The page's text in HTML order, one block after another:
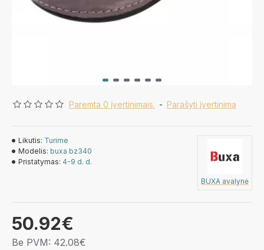
Paremta 0 įvertinimais. - Parašyti įvertinimą
50.92€
Be PVM: 42.08€
Likutis: Turime
Modelis: buxa bz340
Pristatymas: 4-9 d. d.
BUXA avalynė